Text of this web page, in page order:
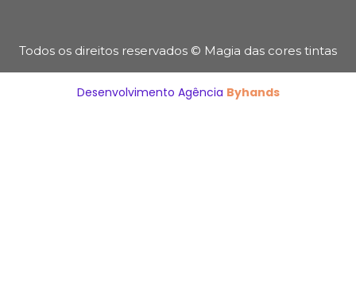
Todos os direitos reservados © Magia das cores tintas
Desenvolvimento Agência Byhands